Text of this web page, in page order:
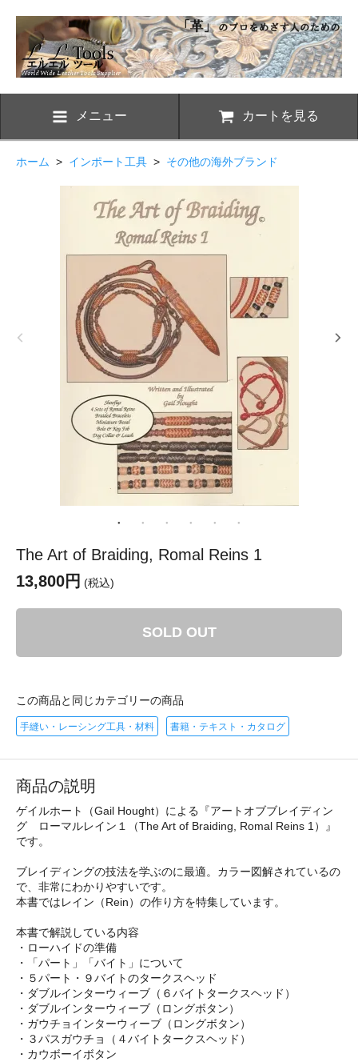
メニュー カートを見る
ホーム > インポート工具 > その他の海外ブランド
The Art of Braiding, Romal Reins 1
13,800円 (税込)
SOLD OUT
この商品と同じカテゴリーの商品
手縫い・レーシング工具・材料 書籍・テキスト・カタログ
商品の説明
ゲイルホート（Gail Hought）による『アートオブブレイディン
グ ローマルレイン１（The Art of Braiding, Romal Reins 1）』
です。
ブレイディングの技法を学ぶのに最適。カラー図解されているの
で、非常にわかりやすいです。
本書ではレイン（Rein）の作り方を特集しています。
本書で解説している内容
・ローハイドの準備
・「パート」「バイト」について
・５パート・９バイトのタークスヘッド
・ダブルインターウィーブ（６バイトタークスヘッド）
・ダブルインターウィーブ（ロングボタン）
・ガウチョインターウィーブ（ロングボタン）
・３パスガウチョ（４バイトタークスヘッド）
・カウボーイボタン